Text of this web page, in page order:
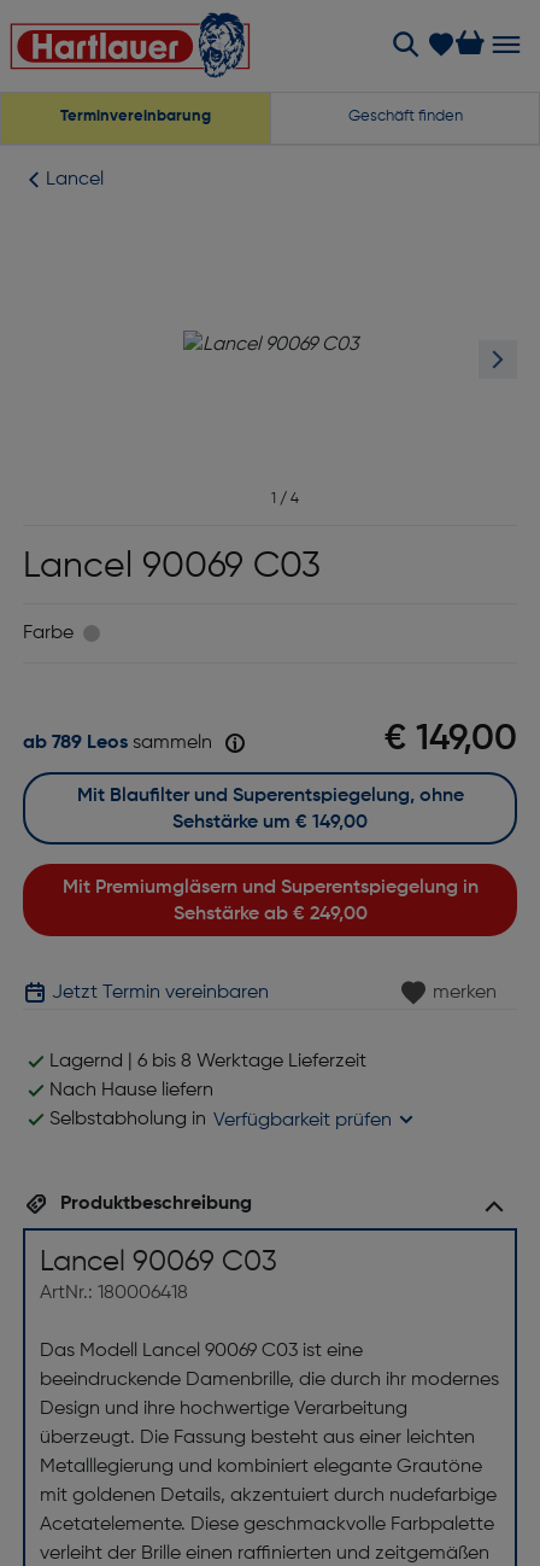
Terminvereinbarung Geschäft finden
Lancel
1 / 4
Lancel 90069 C03
Farbe
€ 149,00
ab 789 Leossammeln
Mit Premiumgläsern und Superentspiegelung in
Sehstärke ab € 249,00
Mit Blaufilter und Superentspiegelung, ohne
Sehstärke um € 149,00
Jetzt Termin vereinbaren merken
Lagernd | 6 bis 8 Werktage Lieferzeit
Nach Hause liefern
Selbstabholung in Verfügbarkeit prüfen
Produktbeschreibung
Lancel 90069 C03
ArtNr.: 180006418
Das Modell Lancel 90069 C03 ist eine
beeindruckende Damenbrille, die durch ihr modernes
Design und ihre hochwertige Verarbeitung
überzeugt. Die Fassung besteht aus einer leichten
Metalllegierung und kombiniert elegante Grautöne
mit goldenen Details, akzentuiert durch nudefarbige
Acetatelemente. Diese geschmackvolle Farbpalette
verleiht der Brille einen raffinierten und zeitgemäßen